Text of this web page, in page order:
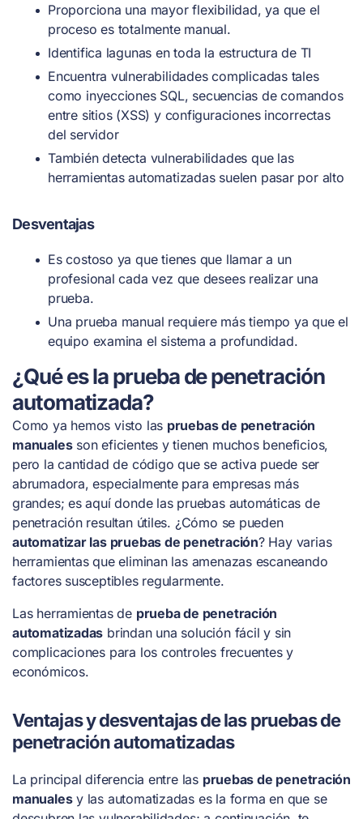
Proporciona una mayor flexibilidad, ya que el
proceso es totalmente manual.
Identifica lagunas en toda la estructura de TI
Encuentra vulnerabilidades complicadas tales
como inyecciones SQL, secuencias de comandos
entre sitios (XSS) y configuraciones incorrectas
del servidor
También detecta vulnerabilidades que las
herramientas automatizadas suelen pasar por alto
Desventajas
Es costoso ya que tienes que llamar a un
profesional cada vez que desees realizar una
prueba.
Una prueba manual requiere más tiempo ya que el
equipo examina el sistema a profundidad.
¿Qué es la prueba de penetración
automatizada?
Como ya hemos visto las pruebas de penetración
manualesson eficientes y tienen muchos beneficios,
pero la cantidad de código que se activa puede ser
abrumadora, especialmente para empresas más
grandes; es aquí donde las pruebas automáticas de
penetración resultan útiles. ¿Cómo se pueden
automatizar las pruebas de penetración? Hay varias
herramientas que eliminan las amenazas escaneando
factores susceptibles regularmente.
Las herramientas de prueba de penetración
automatizadas brindan una solución fácil y sin
complicaciones para los controles frecuentes y
económicos.
Ventajas y desventajas de las pruebas de
penetración automatizadas
La principal diferencia entre las pruebas de penetración
manualesy las automatizadas es la forma en que se